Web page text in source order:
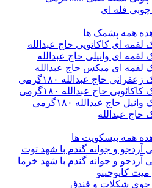
چوبی فله ای
همه پشمک ها
لقمه ای کاکائویی حاج عبدالله
لقمه ای وانیلی حاج عبدالله
لقمه ای میکس حاج عبدالله
حاج عبدالله ۱۸۰گرمی
حاج عبدالله ۱۸۰گرمی
حاج عبدالله ۱۸۰گرمی
حاج عبدالله
همه بیسکویت ها
آردجو و جوانه گندم با شهد توت
آردجو و جوانه گندم با شهد خرما
کاپوچینو
شکلات و فندق